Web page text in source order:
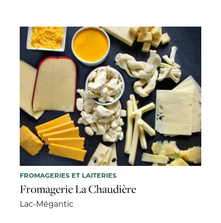
FROMAGERIES ET LAITERIES
Fromagerie La Chaudière
Lac-Mégantic